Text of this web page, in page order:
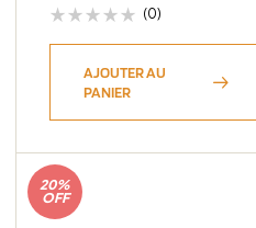
(0)
AJOUTER AU
PANIER
20%
OFF